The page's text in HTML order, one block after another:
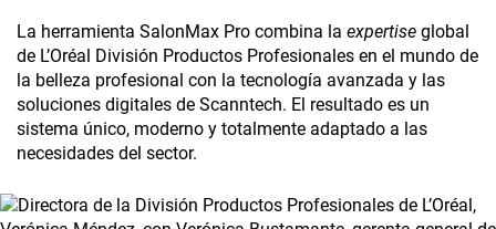
La herramienta SalonMax Pro combina la expertise global
de L’Oréal División Productos Profesionales en el mundo de
la belleza profesional con la tecnología avanzada y las
soluciones digitales de Scanntech. El resultado es un
sistema único, moderno y totalmente adaptado a las
necesidades del sector.